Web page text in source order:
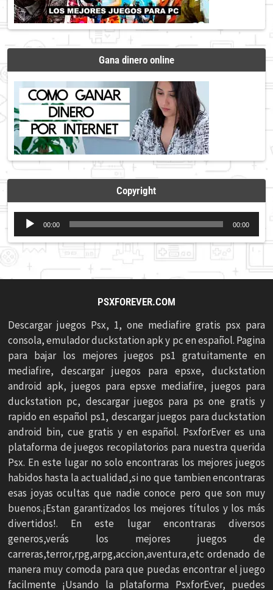
Gana dinero online
Copyright
Reproductor
de
audio
00:00 00:00
PSXFOREVER.COM
Descargar juegos Psx, 1, one mediafire gratis psx para
consola, emulador duckstation apk y pc en español. Pagina
para bajar los mejores juegos ps1 gratuitamente en
mediafire, descargar juegos para epsxe, duckstation
android apk, juegos para epsxe mediafire, juegos para
duckstation pc, descargar juegos para ps one gratis y
rapido en español ps1, descargar juegos para duckstation
android bin, cue gratis y en español. PsxforEver es una
plataforma de juegos recopilatorios para nuestra querida
Psx. En este lugar no solo encontraras los mejores juegos
habidos hasta la actualidad,si no que tambien encontraras
esas joyas ocultas que nadie conoce pero que son muy
buenos.¡Estan garantizados los mejores títulos y los más
divertidos!. En este lugar encontraras diversos
generos,verás los mejores juegos de
carreras,terror,rpg,arpg,accion,aventura,etc ordenado de
manera muy comoda para que puedas encontrar el juego
facilmente ¡Usando la plataforma PsxforEver, puedes